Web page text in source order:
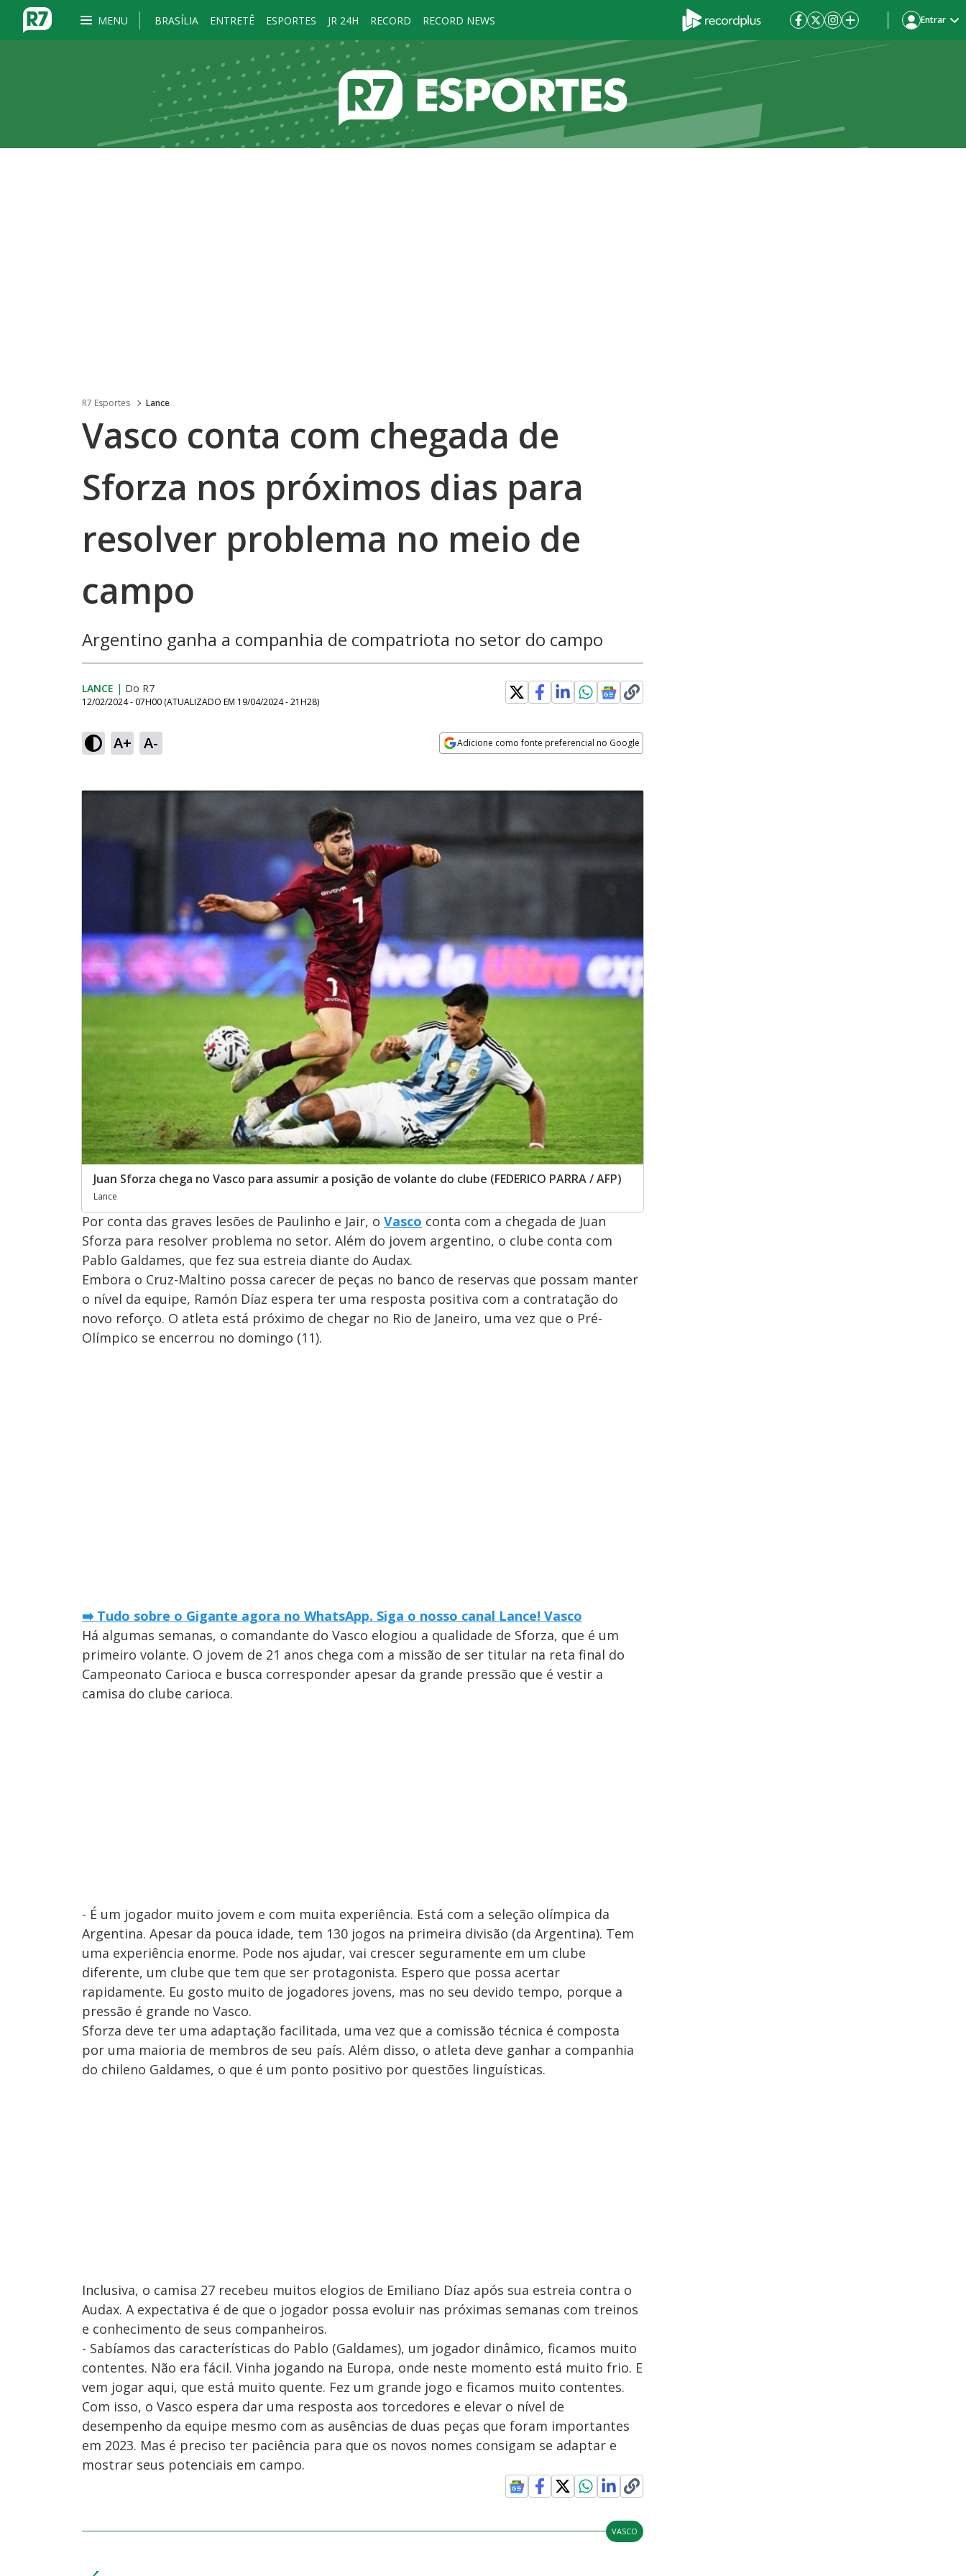
MENU BRASÍLIA ENTRETÊ ESPORTES JR 24H RECORD RECORD NEWS Entrar
R7 Esportes Lance
Vasco conta com chegada de
Sforza nos próximos dias para
resolver problema no meio de
campo
Argentino ganha a companhia de compatriota no setor do campo
LANCE | Do R7
12/02/2024 - 07H00 (ATUALIZADO EM 19/04/2024 - 21H28)
A+ A- Adicione como fonte preferencial no Google
Juan Sforza chega no Vasco para assumir a posição de volante do clube (FEDERICO PARRA / AFP)
Lance
Por conta das graves lesões de Paulinho e Jair, o Vasco conta com a chegada de Juan
Sforza para resolver problema no setor. Além do jovem argentino, o clube conta com
Pablo Galdames, que fez sua estreia diante do Audax.
Embora o Cruz-Maltino possa carecer de peças no banco de reservas que possam manter
o nível da equipe, Ramón Díaz espera ter uma resposta positiva com a contratação do
novo reforço. O atleta está próximo de chegar no Rio de Janeiro, uma vez que o Pré-
Olímpico se encerrou no domingo (11).
➡️ Tudo sobre o Gigante agora no WhatsApp. Siga o nosso canal Lance! Vasco
Há algumas semanas, o comandante do Vasco elogiou a qualidade de Sforza, que é um
primeiro volante. O jovem de 21 anos chega com a missão de ser titular na reta final do
Campeonato Carioca e busca corresponder apesar da grande pressão que é vestir a
camisa do clube carioca.
- É um jogador muito jovem e com muita experiência. Está com a seleção olímpica da
Argentina. Apesar da pouca idade, tem 130 jogos na primeira divisão (da Argentina). Tem
uma experiência enorme. Pode nos ajudar, vai crescer seguramente em um clube
diferente, um clube que tem que ser protagonista. Espero que possa acertar
rapidamente. Eu gosto muito de jogadores jovens, mas no seu devido tempo, porque a
pressão é grande no Vasco.
Sforza deve ter uma adaptação facilitada, uma vez que a comissão técnica é composta
por uma maioria de membros de seu país. Além disso, o atleta deve ganhar a companhia
do chileno Galdames, o que é um ponto positivo por questões linguísticas.
Inclusiva, o camisa 27 recebeu muitos elogios de Emiliano Díaz após sua estreia contra o
Audax. A expectativa é de que o jogador possa evoluir nas próximas semanas com treinos
e conhecimento de seus companheiros.
- Sabíamos das características do Pablo (Galdames), um jogador dinâmico, ficamos muito
contentes. Não era fácil. Vinha jogando na Europa, onde neste momento está muito frio. E
vem jogar aqui, que está muito quente. Fez um grande jogo e ficamos muito contentes.
Com isso, o Vasco espera dar uma resposta aos torcedores e elevar o nível de
desempenho da equipe mesmo com as ausências de duas peças que foram importantes
em 2023. Mas é preciso ter paciência para que os novos nomes consigam se adaptar e
mostrar seus potenciais em campo.
VASCO